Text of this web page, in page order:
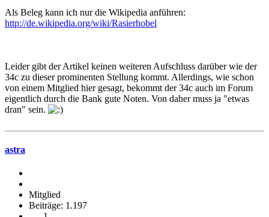
Als Beleg kann ich nur die Wikipedia anführen:
http://de.wikipedia.org/wiki/Rasierhobel
Leider gibt der Artikel keinen weiteren Aufschluss darüber wie der
34c zu dieser prominenten Stellung kommt. Allerdings, wie schon
von einem Mitglied hier gesagt, bekommt der 34c auch im Forum
eigentlich durch die Bank gute Noten. Von daher muss ja "etwas
dran" sein.
astra
Mitglied
Beiträge: 1.197